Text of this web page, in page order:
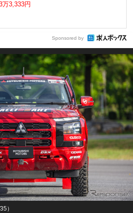
万3,333円
Sponsored by
）